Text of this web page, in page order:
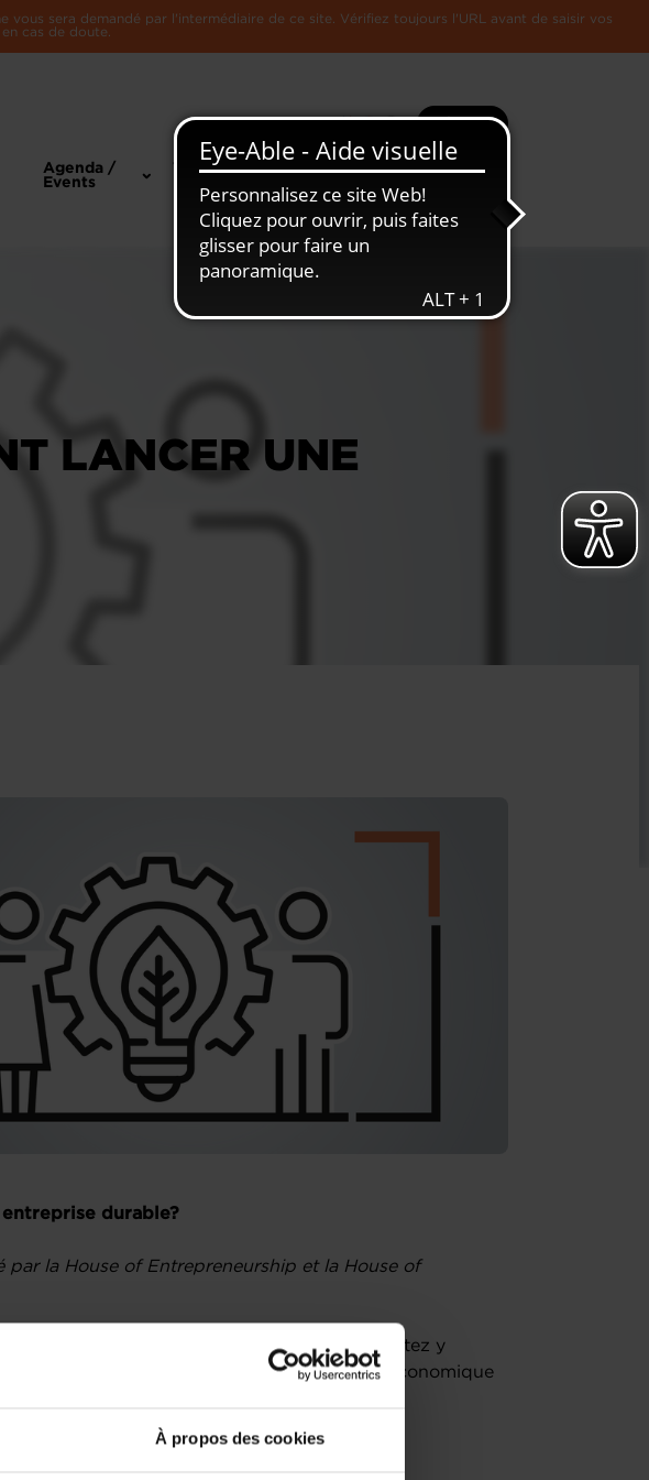
À propos des cookies
sera demandé par l'intermédiaire de ce site. Vérifiez toujours l'URL avant de saisir vos
cas de doute.
Recherche Plus
Agenda /
Events
Toute
L'Economie
LANCER UNE
durable?
par la House of Entrepreneurship et la House of
entrepreneurial au Luxembourg et souhaitez y
durables tout en assurant sa performance économique